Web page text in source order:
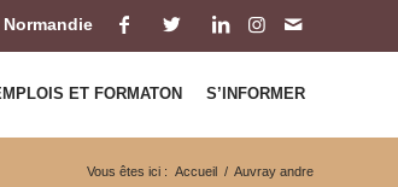
ET FORMATON S’INFORMER
Vous êtes ici : Accueil / Auvray andre